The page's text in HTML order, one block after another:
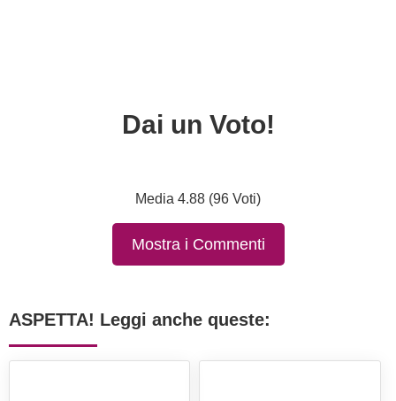
Dai un Voto!
Media 4.88 (96 Voti)
Mostra i Commenti
ASPETTA! Leggi anche queste: